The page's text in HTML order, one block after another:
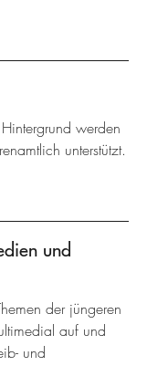
werden
unterstützt.
und
der jüngeren
auf und
und